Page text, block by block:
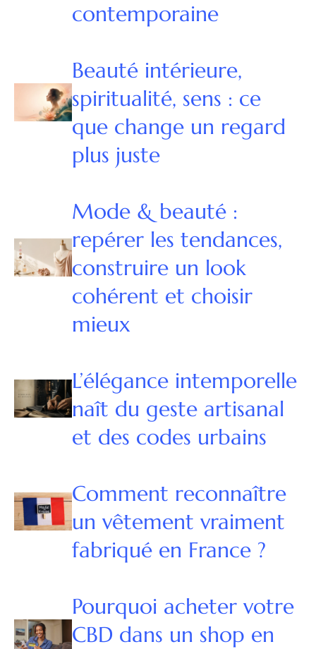
contemporaine
Beauté intérieure,
spiritualité, sens : ce
que change un regard
plus juste
Mode & beauté :
repérer les tendances,
construire un look
cohérent et choisir
mieux
L’élégance intemporelle
naît du geste artisanal
et des codes urbains
Comment reconnaître
un vêtement vraiment
fabriqué en France ?
Pourquoi acheter votre
CBD dans un shop en